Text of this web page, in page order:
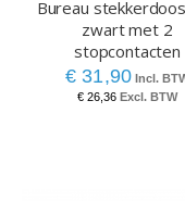
Bureau
zwart met 2
stopcontacten
€ 31,90
€ 26,36